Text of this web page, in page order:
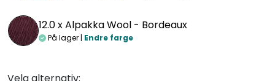
12.0 xAlpakka Wool - Bordeaux
På lager | Endre farge